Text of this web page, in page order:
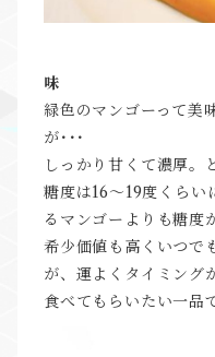
味
緑色のマンゴーって美
が･･･
しっかり甘くて濃厚。
糖度は16～19度くらい
るマンゴーよりも糖度
希少価値も高くいつで
が、運よくタイミング
食べてもらいたい一品